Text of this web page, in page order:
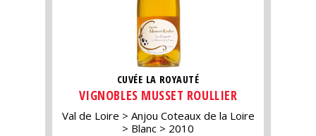
CUVÉE LA ROYAUTÉ
VIGNOBLES MUSSET ROULLIER
Val de Loire
Anjou Coteaux de la Loire
Blanc
2010